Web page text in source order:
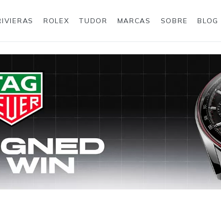
MARCAS SOBRE
ROLEX TUDOR BLOG